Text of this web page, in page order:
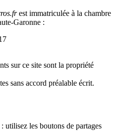
est immatriculée à la chambre
Garonne :
sur ce site sont la propriété
sans accord préalable écrit.
utilisez les boutons de partages